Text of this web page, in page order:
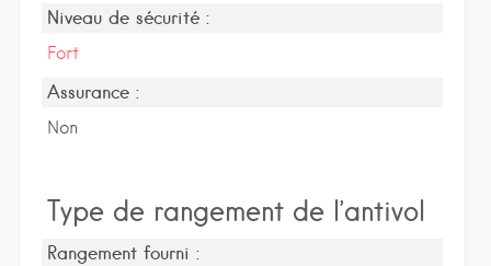
Niveau de sécurité :
Fort
Assurance :
Non
Type de rangement de l’antivol
Rangement fourni :